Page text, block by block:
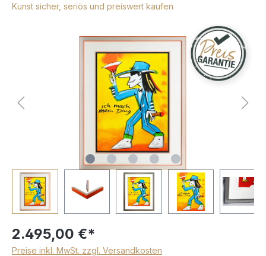
Kunst sicher, seriös und preiswert kaufen
2.495,00 €*
Preise inkl. MwSt. zzgl. Versandkosten